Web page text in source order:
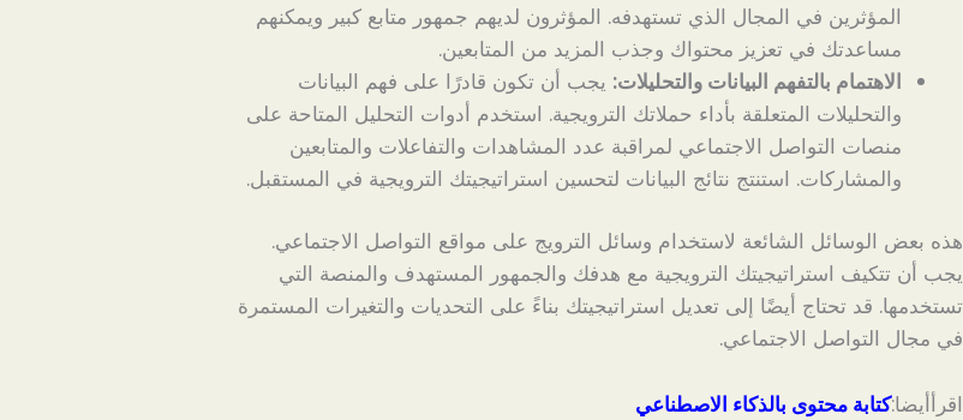
المؤثرين في المجال الذي تستهدفه. المؤثرون لديهم جمهور متابع كبير ويمكنهم
مساعدتك في تعزيز محتواك وجذب المزيد من المتابعين.
الاهتمام بالتفهم البيانات والتحليلات: يجب أن تكون قادرًا على فهم البيانات
والتحليلات المتعلقة بأداء حملاتك الترويجية. استخدم أدوات التحليل المتاحة على
منصات التواصل الاجتماعي لمراقبة عدد المشاهدات والتفاعلات والمتابعين
والمشاركات. استنتج نتائج البيانات لتحسين استراتيجيتك الترويجية في المستقبل.
هذه بعض الوسائل الشائعة لاستخدام وسائل الترويج على مواقع التواصل الاجتماعي.
يجب أن تتكيف استراتيجيتك الترويجية مع هدفك والجمهور المستهدف والمنصة التي
تستخدمها. قد تحتاج أيضًا إلى تعديل استراتيجيتك بناءً على التحديات والتغيرات المستمرة
في مجال التواصل الاجتماعي.
اقرأأيضا:كتابة محتوى بالذكاء الاصطناعي